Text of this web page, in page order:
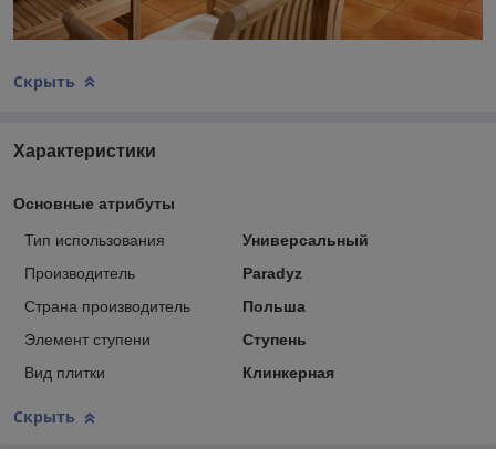
Скрыть
Характеристики
Основные атрибуты
Тип использования
Универсальный
Производитель
Paradyz
Страна производитель
Польша
Элемент ступени
Ступень
Вид плитки
Клинкерная
Скрыть